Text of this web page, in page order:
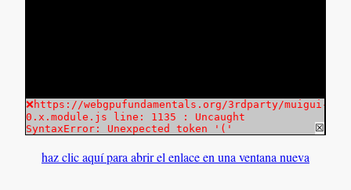
haz clic aquí para abrir el enlace en una ventana nueva